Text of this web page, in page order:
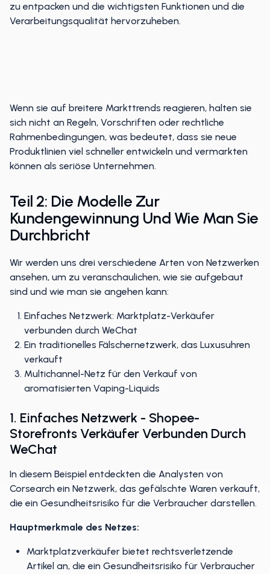
zu entpacken und die wichtigsten Funktionen und die
Verarbeitungsqualität hervorzuheben.
Wenn sie auf breitere Markttrends reagieren, halten sie
sich nicht an Regeln, Vorschriften oder rechtliche
Rahmenbedingungen, was bedeutet, dass sie neue
Produktlinien viel schneller entwickeln und vermarkten
können als seriöse Unternehmen.
Teil 2: Die Modelle Zur
Kundengewinnung Und Wie Man Sie
Durchbricht
Wir werden uns drei verschiedene Arten von Netzwerken
ansehen, um zu veranschaulichen, wie sie aufgebaut
sind und wie man sie angehen kann:
Einfaches Netzwerk: Marktplatz-Verkäufer
verbunden durch WeChat
Ein traditionelles Fälschernetzwerk, das Luxusuhren
verkauft
Multichannel-Netz für den Verkauf von
aromatisierten Vaping-Liquids
1. Einfaches Netzwerk - Shopee-
Storefronts Verkäufer Verbunden Durch
WeChat
In diesem Beispiel entdeckten die Analysten von
Corsearch ein Netzwerk, das gefälschte Waren verkauft,
die ein Gesundheitsrisiko für die Verbraucher darstellen.
Hauptmerkmale des Netzes:
Marktplatzverkäufer bietet rechtsverletzende
Artikel an, die ein Gesundheitsrisiko für Verbraucher